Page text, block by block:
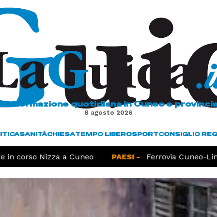
L'informazione quotidiana in Cuneo e
8 agosto 2026
SANITÀCHIESATEMPO LIBEROSPORTCONSIGLIO
Nizza a Cuneo PAESI - Ferrovia Cuneo-